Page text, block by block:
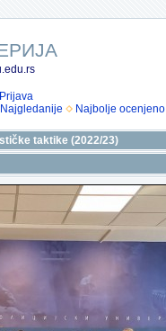
Prijava
Najgledanije Najbolje ocenjeno
taktike (2022/23)